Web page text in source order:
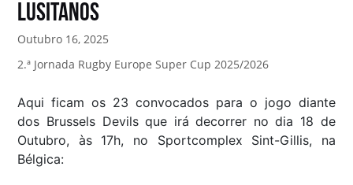
Lusitanos
Outubro 16, 2025
2.ª Jornada Rugby Europe Super Cup 2025/2026
Aqui ficam os 23 convocados para o jogo diante
dos Brussels Devils que irá decorrer no dia 18 de
Outubro, às 17h, no Sportcomplex Sint-Gillis, na
Bélgica: